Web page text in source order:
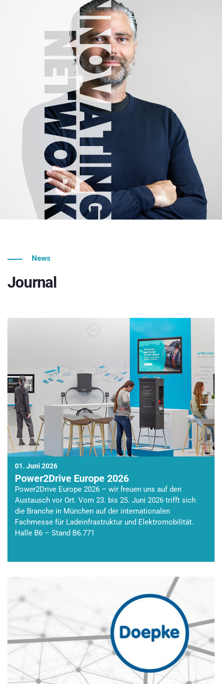
News
Journal
01. Juni 2026
Power2Drive Europe 2026
Power2Drive Europe 2026 – wir freuen uns auf den
Austausch vor Ort. Vom 23. bis 25. Juni 2026 trifft sich
die Branche in München auf der internationalen
Fachmesse für Ladeinfrastruktur und Elektromobilität.
Halle B6 – Stand B6.771